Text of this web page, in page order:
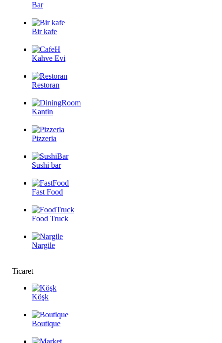
Bar
Bir kafe
Kahve Evi
Restoran
Kantin
Pizzeria
Sushi bar
Fast Food
Food Truck
Nargile
Ticaret
Köşk
Boutique